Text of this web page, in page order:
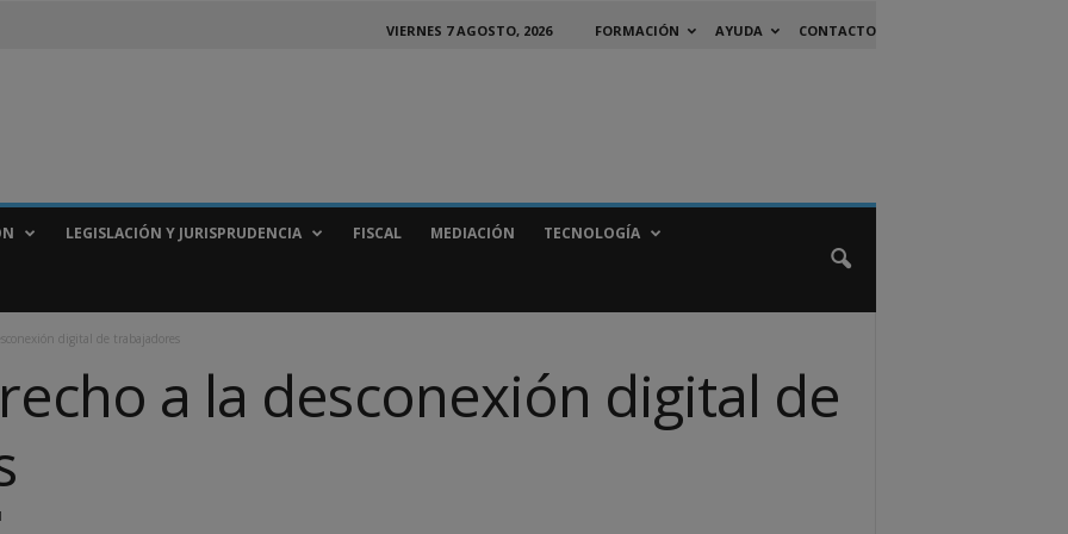
VIERNES 7 AGOSTO, 2026 FORMACIÓN AYUDA CONTACTO
LEGISLACIÓN Y JURISPRUDENCIA FISCAL MEDIACIÓN TECNOLOGÍA
digital de trabajadores
a la desconexión digital de